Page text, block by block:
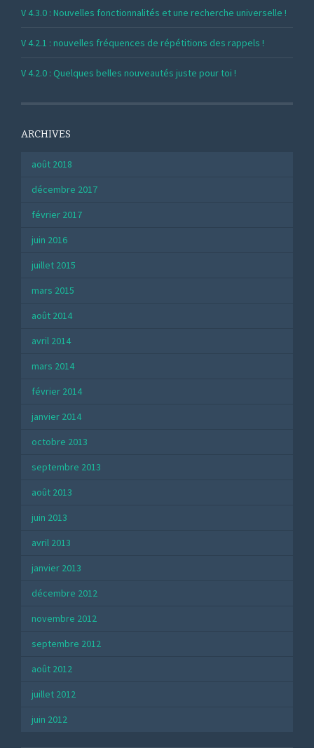
V 4.3.0 : Nouvelles fonctionnalités et une recherche universelle !
V 4.2.1 : nouvelles fréquences de répétitions des rappels !
V 4.2.0 : Quelques belles nouveautés juste pour toi !
ARCHIVES
août 2018
décembre 2017
février 2017
juin 2016
juillet 2015
mars 2015
août 2014
avril 2014
mars 2014
février 2014
janvier 2014
octobre 2013
septembre 2013
août 2013
juin 2013
avril 2013
janvier 2013
décembre 2012
novembre 2012
septembre 2012
août 2012
juillet 2012
juin 2012